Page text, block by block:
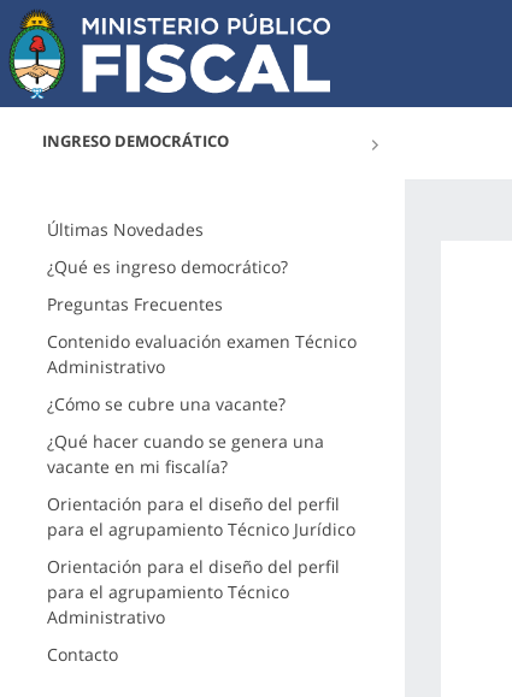
INGRESO DEMOCRÁTICO
Últimas Novedades
¿Qué es ingreso democrático?
Preguntas Frecuentes
Contenido evaluación examen Técnico
Administrativo
¿Cómo se cubre una vacante?
¿Qué hacer cuando se genera una
vacante en mi fiscalía?
Orientación para el diseño del perfil
para el agrupamiento Técnico Jurídico
Orientación para el diseño del perfil
para el agrupamiento Técnico
Administrativo
Contacto